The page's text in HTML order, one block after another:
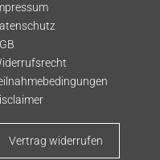
Vertrag widerrufen